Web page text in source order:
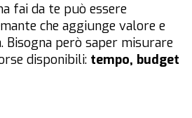
fai da te può essere
che aggiunge valore e
Bisogna però saper misurare
disponibili: tempo, budget